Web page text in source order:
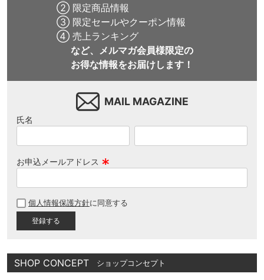
② 限定商品情報
③ 限定セールやクーポン情報
④ 売上ランキング
など、メルマガ会員様限定の
お得な情報をお届けします！
MAIL MAGAZINE
氏名
お申込メールアドレス
須
個人情報保護方針に同意する
SHOP CONCEPT ショップコンセプト